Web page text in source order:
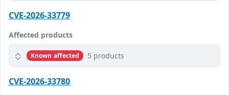
CVE-2026-33779
Affected products
Known affected 5 products
CVE-2026-33780